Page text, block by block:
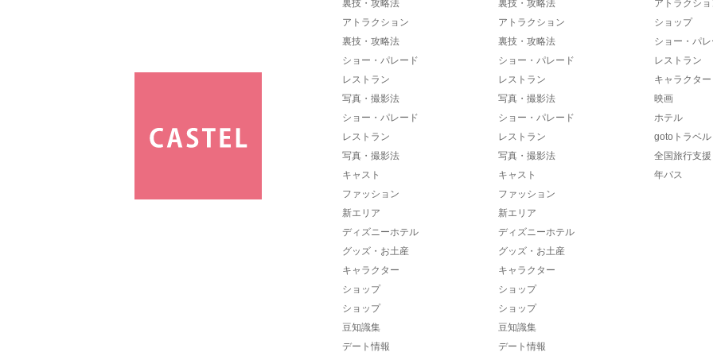
裏技・攻略法
アトラクション
裏技・攻略法
ショー・パレード
レストラン
写真・撮影法
ショー・パレード
レストラン
写真・撮影法
キャスト
ファッション
新エリア
ディズニーホテル
グッズ・お土産
キャラクター
ショップ
ショップ
豆知識集
デート情報
裏技・攻略法
アトラクション
裏技・攻略法
ショー・パレード
レストラン
写真・撮影法
ショー・パレード
レストラン
写真・撮影法
キャスト
ファッション
新エリア
ディズニーホテル
グッズ・お土産
キャラクター
ショップ
ショップ
豆知識集
デート情報
アトラクシ
ショップ
ショー・パ
レストラン
キャラクター
映画
ホテル
gotoトラベル
全国旅行支援
年パス